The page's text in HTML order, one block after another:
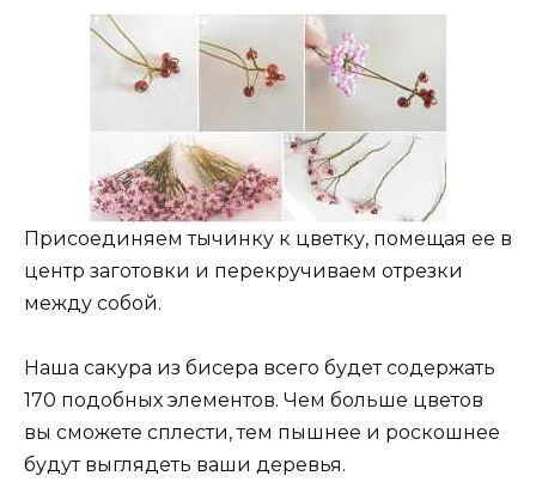
Присоединяем тычинку к цветку, помещая ее в
центр заготовки и перекручиваем отрезки
между собой.
Наша сакура из бисера всего будет содержать
170 подобных элементов. Чем больше цветов
вы сможете сплести, тем пышнее и роскошнее
будут выглядеть ваши деревья.